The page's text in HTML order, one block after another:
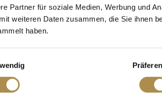
Partner für soziale Medien, Werbung und
weiteren Daten zusammen, die Sie ihnen
haben.